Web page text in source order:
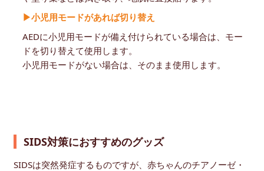
▶小児用モードがあれば切り替え
AEDに小児用モードが備え付けられている場合は、モー
ドを切り替えて使用します。
小児用モードがない場合は、そのまま使用します。
SIDS対策におすすめのグッズ
SIDSは突然発症するものですが、赤ちゃんのチアノーゼ・